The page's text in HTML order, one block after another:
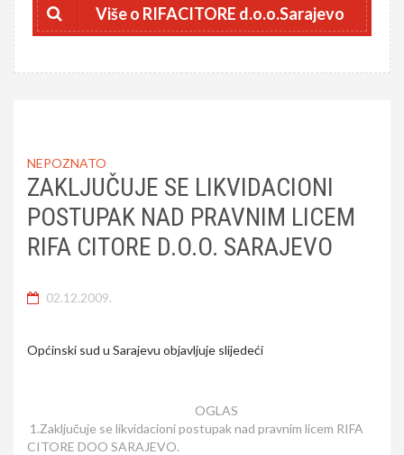
Više o RIFACITORE d.o.o.Sarajevo
NEPOZNATO
ZAKLJUČUJE SE LIKVIDACIONI
POSTUPAK NAD PRAVNIM LICEM
RIFA CITORE D.O.O. SARAJEVO
02.12.2009.
Općinski sud u Sarajevu objavljuje slijedeći
OGLAS
1.Zaključuje se likvidacioni postupak nad pravnim licem RIFA
CITORE DOO SARAJEVO.